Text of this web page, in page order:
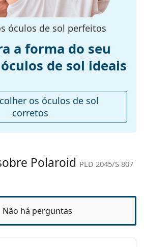
deóculos de sol
para encontrar
populares.
mm
mm
100 g
óculos de sol perfeitos
a forma do seu
de sol ideais
os óculos de sol
corretos
Polaroid PLD 2045/S 807
Não há perguntas